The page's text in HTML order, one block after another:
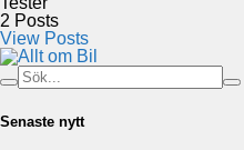
2 Posts
View Posts
Senaste nytt